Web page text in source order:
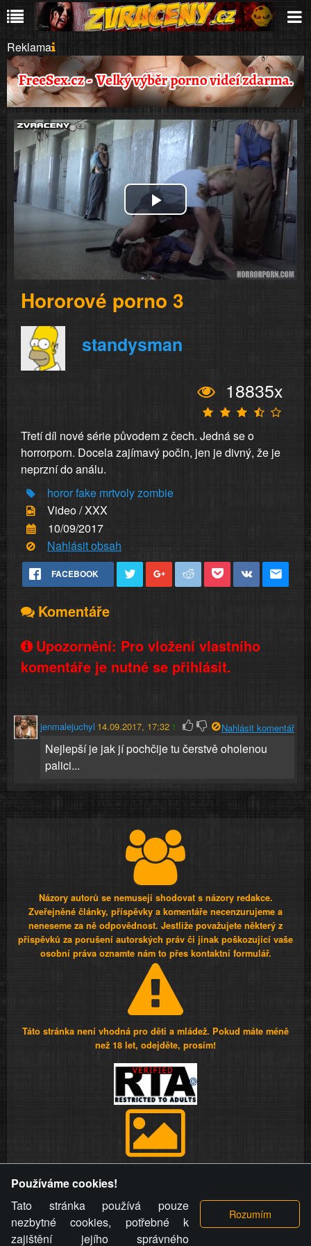
Reklama
Play
Video
Hororové porno 3
standysman
18835x
Třetí díl nové série původem z čech. Jedná se o
horrorporn. Docela zajímavý počin, jen je divný, že je
neprzní do análu.
hororfake mrtvolyzombie
Video / XXX
10/09/2017
Nahlásit obsah
FACEBOOK
Komentáře
Upozornění: Pro vložení vlastního
komentáře je nutné se přihlásit.
jenmalejuchyl 14.09.2017, 17:32 1 Nahlásit komentář
Nejlepší je jak jí pochčije tu čerstvě oholenou
palici...
Názory autorů se nemusejí shodovat s názory redakce.
Zveřejněné články, příspěvky a komentáře necenzurujeme a
neneseme za ně odpovědnost. Jestliže považujete některý z
příspěvků za porušení autorských práv či jinak poškozující vaše
osobní práva oznamte nám to přes kontaktní formulář.
Táto stránka není vhodná pro děti a mládež. Pokud máte méně
než 18 let, odejděte, prosím!
videa a komentáře. Osoba, které se toto opatření provozovatele
stránky týče, ani osoba, která umístila fotografii nebo video na
stránku, nemůže z důvodu odstranění fotografie, videa nebo
komentáře pro výše uvedenou okolnost uplatnit vůči
provozovateli stránky žádný nárok na náhradu škody nebo
Používáme cookies!
Tato stránka používá pouze
nezbytné cookies, potřebné k
zajištění jejího správného